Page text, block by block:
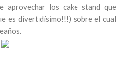
aprovechar los cake stand que
es divertidísimo!!!) sobre el cual